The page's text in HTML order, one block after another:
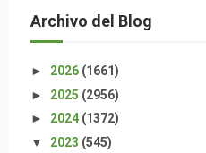
Archivo del Blog
► 2026 (1661)
► 2025 (2956)
► 2024 (1372)
▼ 2023 (545)